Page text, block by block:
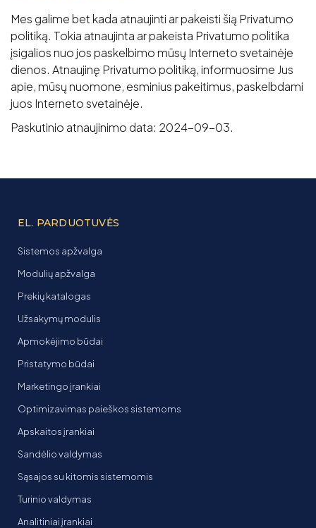
Mes galime bet kada atnaujinti ar pakeisti šią Privatumo
politiką. Tokia atnaujinta ar pakeista Privatumo politika
įsigalios nuo jos paskelbimo mūsų Interneto svetainėje
dienos. Atnaujinę Privatumo politiką, informuosime Jus
apie, mūsų nuomone, esminius pakeitimus, paskelbdami
juos Interneto svetainėje.
Paskutinio atnaujinimo data: 2024-09-03.
EL. PARDUOTUVĖS
Sistemos apžvalga
Modulių apžvalga
Prekių katalogas
Užsakymų modulis
Apmokėjimo būdai
Pristatymo būdai
Marketingo įrankiai
Optimizavimas paieškos sistemoms
Apskaitos įrankiai
Sandėlio valdymas
Sąsajos su kitomis sistemomis
Turinio valdymas
Analitiniai įrankiai